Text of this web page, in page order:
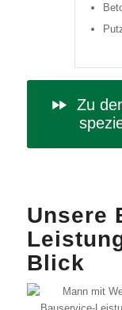
Zu
Unsere
Blick